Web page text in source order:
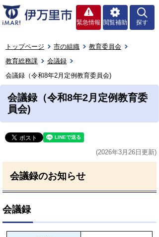
緊急情報 閲覧補助 探す
トップページ 市の組織
教育委員会
教育総務課
会議録
会議録（令和8年2月定例教育委員会)
会議録（令和8年2月定例教育委
員会)
(2026年3月26日更新)
会議録のお知らせ
会議録